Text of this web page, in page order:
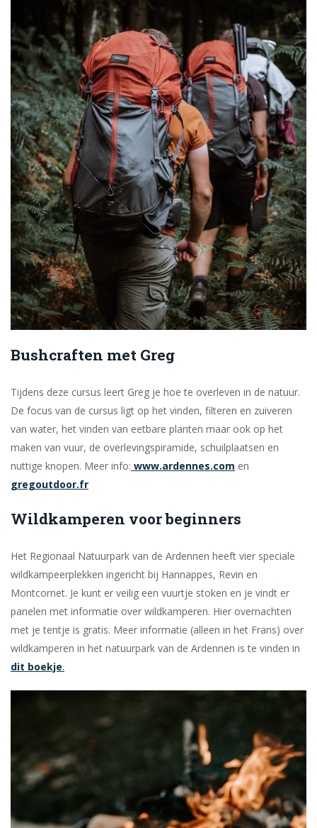
Bushcraften met Greg
Tijdens deze cursus leert Greg je hoe te overleven in de natuur.
De focus van de cursus ligt op het vinden, filteren en zuiveren
van water, het vinden van eetbare planten maar ook op het
maken van vuur, de overlevingspiramide, schuilplaatsen en
nuttige knopen. Meer info: www.ardennes.com en
gregoutdoor.fr
Wildkamperen voor beginners
Het Regionaal Natuurpark van de Ardennen heeft vier speciale
wildkampeerplekken ingericht bij Hannappes, Revin en
Montcornet. Je kunt er veilig een vuurtje stoken en je vindt er
panelen met informatie over wildkamperen. Hier overnachten
met je tentje is gratis. Meer informatie (alleen in het Frans) over
wildkamperen in het natuurpark van de Ardennen is te vinden in
dit boekje.